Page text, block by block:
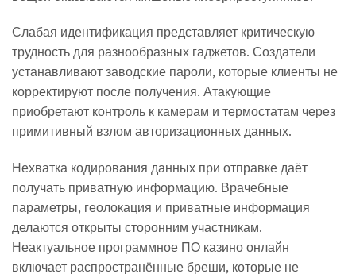
Слабая идентификация представляет критическую
трудность для разнообразных гаджетов. Создатели
устанавливают заводские пароли, которые клиенты не
корректируют после получения. Атакующие
приобретают контроль к камерам и термостатам через
примитивный взлом авторизационных данных.
Нехватка кодирования данных при отправке даёт
получать приватную информацию. Врачебные
параметры, геолокация и приватные информация
делаются открыты сторонним участникам.
Неактуальное программное ПО казино онлайн
включает распространённые бреши, которые не